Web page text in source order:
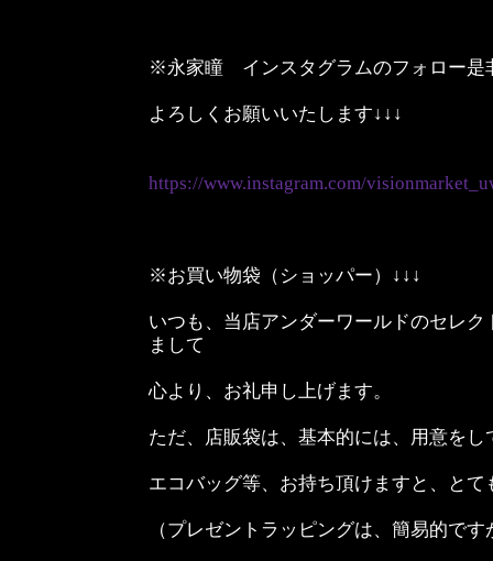
※永家瞳 インスタグラムのフォロー是
よろしくお願いいたします↓↓↓
https://www.instagram.com/
※お買い物袋（ショッパー）↓↓↓
いつも、当店アンダーワールドのセレ
まして
心より、お礼申し上げます。
ただ、店販袋は、基本的には、用意をし
エコバッグ等、お持ち頂けますと、とて
（プレゼントラッピングは、簡易的で